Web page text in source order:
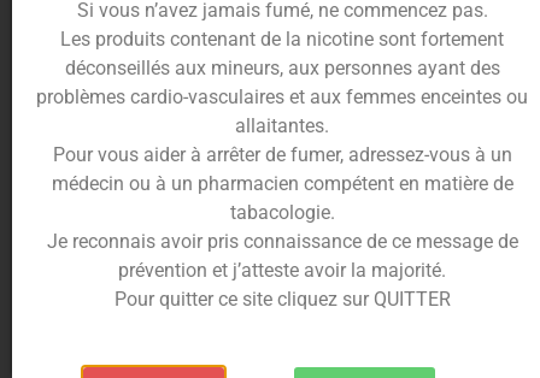
Pack base 50/50 200ml – Day 2
À partir de7.50€
Pack Base 1 litre DIY –
Revolute – 30/70 en 3 ou 6
mg/ml
À partir de24.90
Si vous n’avez jamais fumé, ne commencez pas.
Les produits contenant de la nicotine sont fortement
déconseillés aux mineurs, aux personnes ayant des
problèmes cardio-vasculaires et aux femmes enceintes ou
allaitantes.
Pour vous aider à arrêter de fumer, adressez-vous à un
médecin ou à un pharmacien compétent en matière de
tabacologie.
Je reconnais avoir pris connaissance de ce message de
prévention et j’atteste avoir la majorité.
Pour quitter ce site cliquez sur QUITTER